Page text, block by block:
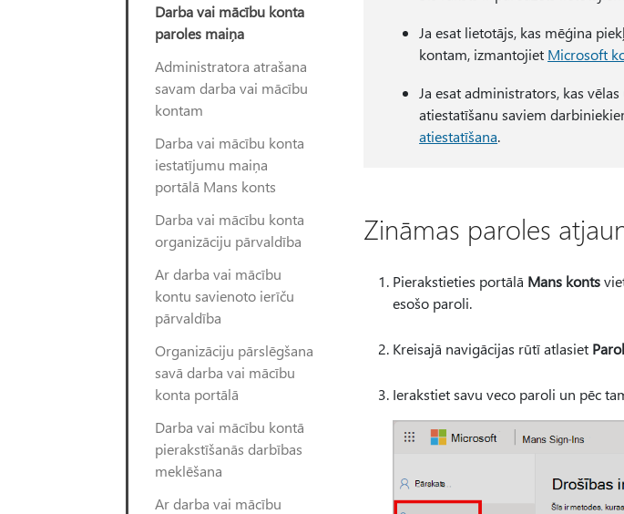
Darba vai mācību konta
paroles maiņa
Administratora atrašana
savam darba vai mācību
kontam
Darba vai mācību konta
iestatījumu maiņa
portālā Mans konts
Darba vai mācību konta
organizāciju pārvaldība
Ar darba vai mācību
kontu savienoto ierīču
pārvaldība
Organizāciju pārslēgšana
savā darba vai mācību
konta portālā
Darba vai mācību kontā
pierakstīšanās darbības
meklēšana
Ar darba vai mācību
Ja esat lietotājs, kas mēģina
kontam, izmantojiet Microsoft
Ja esat administrators, kas
atiestatīšanu saviem
atiestatīšana.
Zināmas paroles
Pierakstieties portālā Mans konts
esošo paroli.
Kreisajā navigācijas rūtī atlasiet
Ierakstiet savu veco paroli un pēc